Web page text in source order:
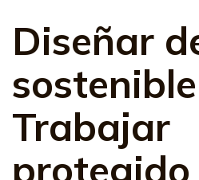
Diseñar
Trabajar
protegido